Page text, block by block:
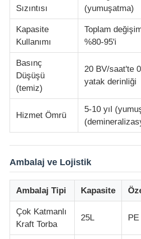
Sızıntısı
(yumuşatma)
Kapasite
Kullanımı
Toplam
%80-95'i
Basınç
Düşüşü
(temiz)
20 BV/saat'te
yatak derinliği
Hizmet Ömrü
5-10 yıl
Ambalaj ve Lojistik
Ambalaj Tipi Kapasite
Çok Katmanlı
Kraft Torba
25L PE